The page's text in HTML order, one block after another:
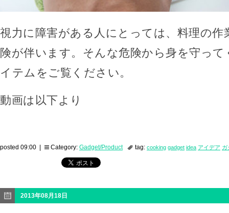
視力に障害がある人にとっては、料理の作
険が伴います。そんな危険から身を守っ
イテムをご覧ください。
動画は以下より
posted 09:00 | Category: Gadget/Product tag: cooking gadget idea アイデア ガ
2013年08月18日